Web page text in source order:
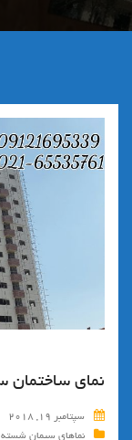
نمای
سپتامبر 19, 2018
نماهای سیمان شسته